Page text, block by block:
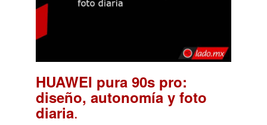
HUAWEI pura 90s pro:
diseño, autonomía y foto
diaria.